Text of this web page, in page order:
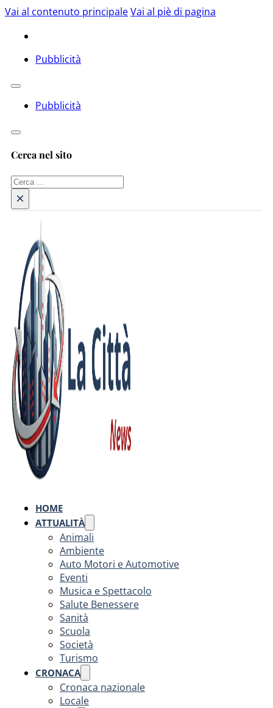
Vai al contenuto principaleVai al piè di pagina
Pubblicità
Pubblicità
Cerca nel sito
Cerca
×
HOME
ATTUALITÀ
Animali
Ambiente
Auto Motori e Automotive
Eventi
Musica e Spettacolo
Salute Benessere
Sanità
Scuola
Società
Turismo
CRONACA
Cronaca nazionale
Locale